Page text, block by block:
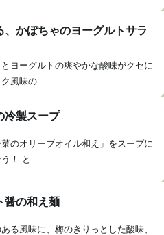
、かぼちゃのヨーグルトサラ
ヨーグルトの爽やかな酸味がクセに
風味の...
冷製スープ
菜のオリーブオイル和え」をスープに
！ と...
醤の和え麺
る風味に、梅のきりっとした酸味、